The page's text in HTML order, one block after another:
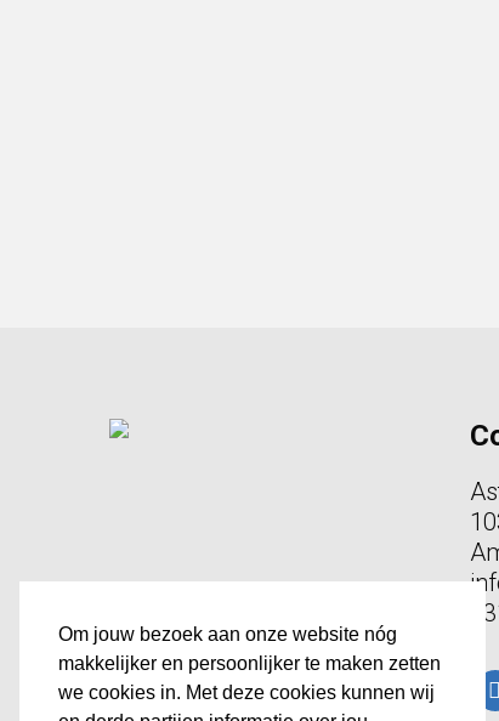
Om jouw bezoek aan onze website nóg
makkelijker en persoonlijker te maken zetten
we cookies in. Met deze cookies kunnen wij